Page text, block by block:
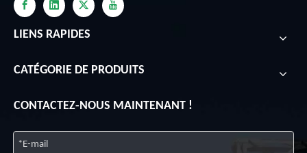
LIENS RAPIDES
CATÉGORIE DE PRODUITS
CONTACTEZ-NOUS MAINTENANT !